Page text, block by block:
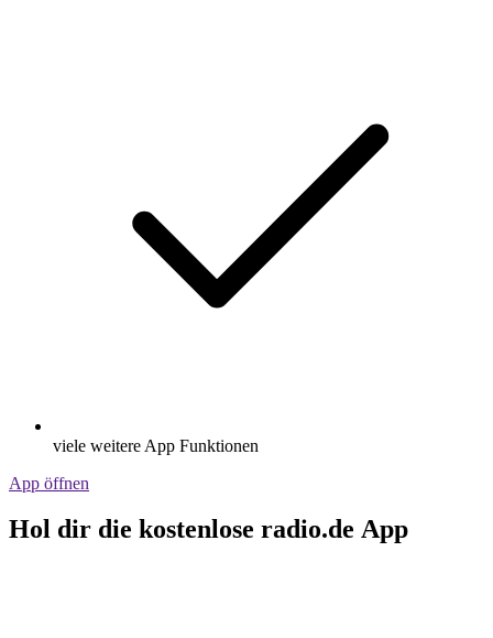
viele weitere App Funktionen
App öffnen
Hol dir die kostenlose radio.de App